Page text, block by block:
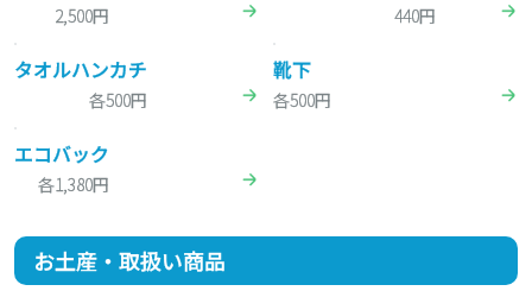
2,500円 440円
タオルハンカチ
各500円
靴下
各500円
エコバック
各1,380円
お土産・取扱い商品